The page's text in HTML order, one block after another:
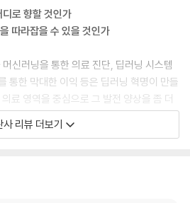
로 향할 것인가
따라잡을 수 있을 것인가
신러닝을 통한 의료 진단, 딥러닝 시스템
통한 막대한 이익 등은 딥러닝 혁명이 만들
료 영역을 중심으로 그 발전 양상을 좀 더
이 달라질 것이다. 부르자마자 1분 만에 인
사 리뷰 더보기